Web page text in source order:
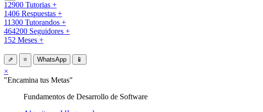
12900 Tutorias +
1406 Respuestas +
11300 Tutorandos +
464200 Seguidores +
152 Meses +
⇗ ⭐ WhatsApp 📱
×
"Encamina tus Metas"
Fundamentos de Desarrollo de Software